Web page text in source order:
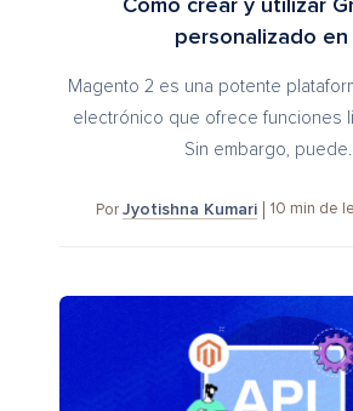
Cómo crear y utilizar
personalizado en
Magento 2 es una potente
electrónico que ofrece funciones
Sin embargo, puede...
Por Jyotishna Kumari 10 min de